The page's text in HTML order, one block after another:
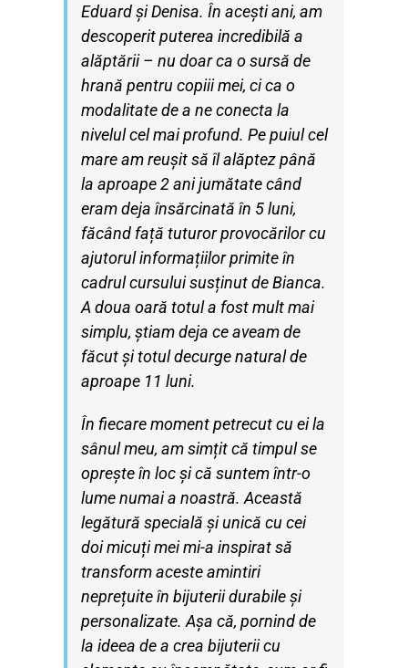
Eduard și Denisa. În acești ani, am
descoperitputerea incredibilă a
alăptării – nu doar ca o sursă de
hrană pentru copiii mei, ci ca o
modalitate de a ne conecta la
nivelul cel mai profund. Pe puiul cel
mare am reușit să îlalăptez până
la aproape 2 ani jumătate când
eram deja însărcinată în 5 luni,
făcând față tuturor provocărilor cu
ajutorul informațiilor primite în
cadrul cursului susținut de Bianca.
A doua oară totul a fost mult mai
simplu, știam deja ce aveam de
făcut și totul decurgenatural de
aproape 11 luni.
În fiecare moment petrecut cu ei la
sânul meu, am simțit că timpul se
oprește în loc șică suntem într-o
lume numai a noastră. Această
legătură specială și unică cu cei
doimicuți mei mi-a inspirat să
transform aceste amintiri
neprețuite în bijuterii durabile și
personalizate. Așa că, pornind de
la ideea de a crea bijuterii cu